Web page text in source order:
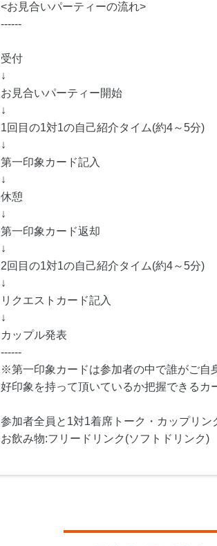
<お見合いパーティーの流れ>
------
受付
↓
お見合いパーティー開始
↓
1回目の1対1の自己紹介タイム(約4～5分)
↓
第一印象カード記入
↓
休憩
↓
第一印象カード返却
↓
2回目の1対1の自己紹介タイム(約4～5分)
↓
リクエストカード記入
↓
カップル発表
------
※第一印象カードは参加者の中で誰がご自
好印象を持って頂いているか把握できるカ
参加者全員と1対1着席トーク・カップリン
お飲み物:フリードリンク(ソフトドリンク)